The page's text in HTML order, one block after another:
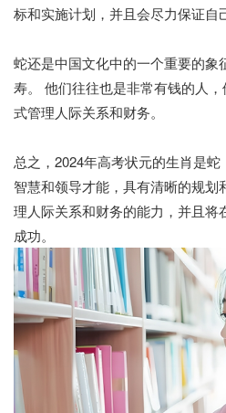
标和实施计划，并且会尽力保证自
蛇还是中国文化中的一个重要的象
寿。 他们往往也是非常有钱的人
式管理人际关系和财务。
总之，2024年高考状元的生肖是
智慧和领导才能，具有清晰的规划
理人际关系和财务的能力，并且将
成功。